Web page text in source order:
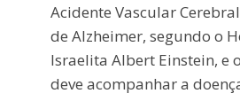
Acidente Vascular Cerebral
de Alzheimer, segundo o
Israelita Albert Einstein, e
deve acompanhar a